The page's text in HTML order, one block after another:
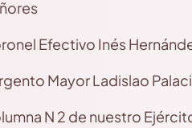
Efectivo Inés
Mayor Ladislao
N 2 de nuestro